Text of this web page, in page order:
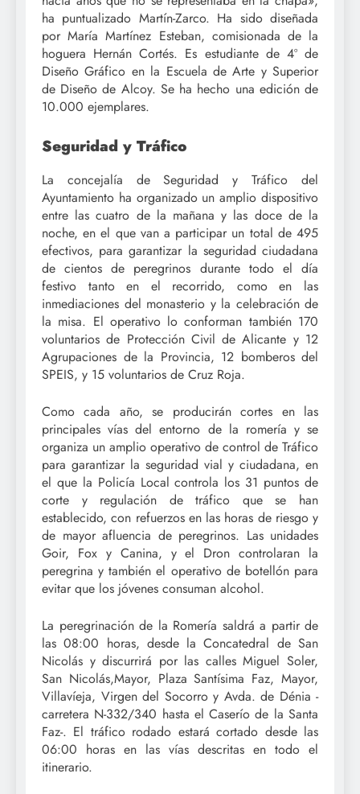
ha puntualizado Martín-Zarco. Ha sido diseñada
por María Martínez Esteban, comisionada de la
hoguera Hernán Cortés. Es estudiante de 4º de
Diseño Gráfico en la Escuela de Arte y Superior
de Diseño de Alcoy. Se ha hecho una edición de
10.000 ejemplares.
Seguridad y Tráfico
La concejalía de Seguridad y Tráfico del
Ayuntamiento ha organizado un amplio dispositivo
entre las cuatro de la mañana y las doce de la
noche, en el que van a participar un total de 495
efectivos, para garantizar la seguridad ciudadana
de cientos de peregrinos durante todo el día
festivo tanto en el recorrido, como en las
inmediaciones del monasterio y la celebración de
la misa. El operativo lo conforman también 170
voluntarios de Protección Civil de Alicante y 12
Agrupaciones de la Provincia, 12 bomberos del
SPEIS, y 15 voluntarios de Cruz Roja.
Como cada año, se producirán cortes en las
principales vías del entorno de la romería y se
organiza un amplio operativo de control de Tráfico
para garantizar la seguridad vial y ciudadana, en
el que la Policía Local controla los 31 puntos de
corte y regulación de tráfico que se han
establecido, con refuerzos en las horas de riesgo y
de mayor afluencia de peregrinos. Las unidades
Goir, Fox y Canina, y el Dron controlaran la
peregrina y también el operativo de botellón para
evitar que los jóvenes consuman alcohol.
La peregrinación de la Romería saldrá a partir de
las 08:00 horas, desde la Concatedral de San
Nicolás y discurrirá por las calles Miguel Soler,
San Nicolás,Mayor, Plaza Santísima Faz, Mayor,
Villavíeja, Virgen del Socorro y Avda. de Dénia -
carretera N-332/340 hasta el Caserío de la Santa
Faz-. El tráfico rodado estará cortado desde las
06:00 horas en las vías descritas en todo el
itinerario.